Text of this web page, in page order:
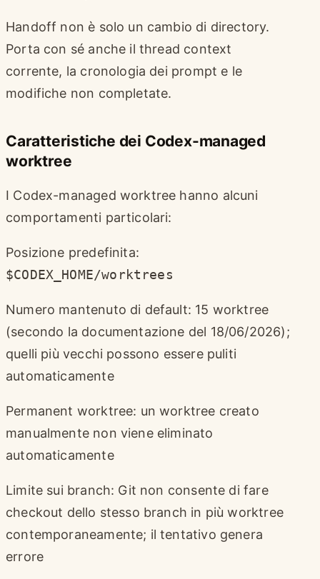
Handoff non è solo un cambio di directory.
Porta con sé anche il thread context
corrente, la cronologia dei prompt e le
modifiche non completate.
Caratteristiche dei Codex-managed
worktree
I Codex-managed worktree hanno alcuni
comportamenti particolari:
Posizione predefinita:
$CODEX_HOME/worktrees
Numero mantenuto di default: 15 worktree
(secondo la documentazione del 18/06/2026);
quelli più vecchi possono essere puliti
automaticamente
Permanent worktree: un worktree creato
manualmente non viene eliminato
automaticamente
Limite sui branch: Git non consente di fare
checkout dello stesso branch in più worktree
contemporaneamente; il tentativo genera
errore